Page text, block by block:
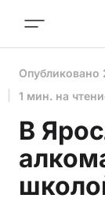
Опубликовано
1 мин. на
В